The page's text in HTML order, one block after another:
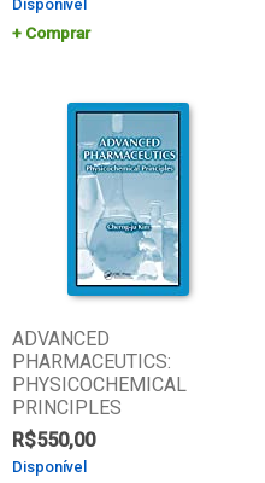
Disponível
Comprar
ADVANCED
PHARMACEUTICS:
PHYSICOCHEMICAL
PRINCIPLES
R$550,00
Disponível